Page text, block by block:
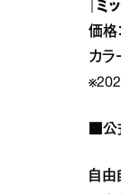
『ミ
価格
カラ
■公
自由